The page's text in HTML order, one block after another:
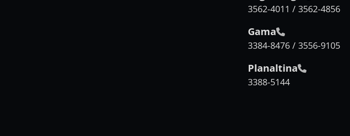
3562-4011 / 3562-4856
Gama
3384-8476 / 3556-9105
Planaltina
3388-5144